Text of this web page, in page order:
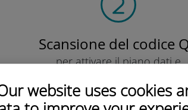
website uses cookies
Scansione del codice
per attivare il piano dati e
Semplice!